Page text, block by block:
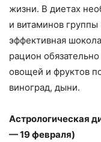
жизни. В диетах
и витаминов
эффективная
рацион
овощей и фруктов
виноград, дыни.
Астрологическая
— 19 февраля)